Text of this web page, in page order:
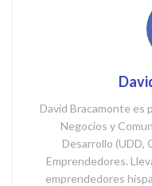
David Bracamonte es
Negocios y
Desarrollo (UDD,
Emprendedores.
emprendedores